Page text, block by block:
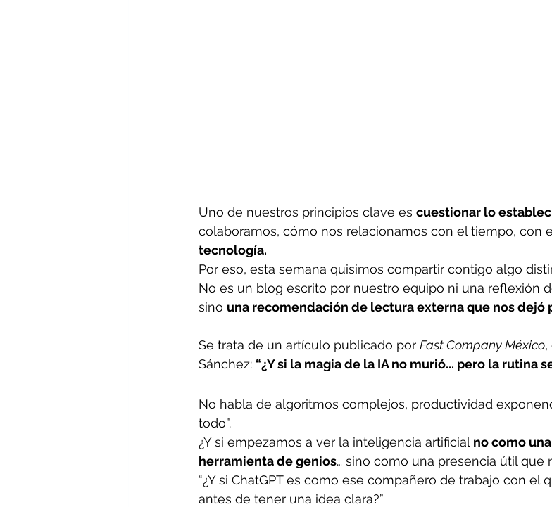
Uno de nuestros principios clave es cuestionar lo
colaboramos, cómo nos relacionamos con el tiempo, con
tecnología.
Por eso, esta semana quisimos compartir contigo algo
No es un blog escrito por nuestro equipo ni una reflexión
sino una recomendación de lectura externa que nos dejó
Se trata de un artículo publicado por Fast Company México,
Sánchez: “¿Y si la magia de la IA no murió... pero la rutina
No habla de algoritmos complejos, productividad
todo”.
¿Y si empezamos a ver la inteligencia artificial no como
herramienta de genios… sino como una presencia útil que
“¿Y si ChatGPT es como ese compañero de trabajo con el
antes de tener una idea clara?”